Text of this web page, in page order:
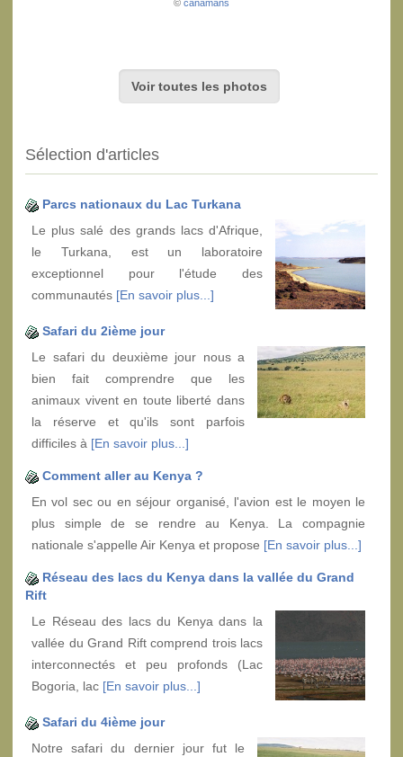
© canamans
Voir toutes les photos
Sélection d'articles
Parcs nationaux du Lac Turkana
Le plus salé des grands lacs d'Afrique,
le Turkana, est un laboratoire
exceptionnel pour l'étude des
communautés [En savoir plus...]
Safari du 2ième jour
Le safari du deuxième jour nous a
bien fait comprendre que les
animaux vivent en toute liberté dans
la réserve et qu'ils sont parfois
difficiles à [En savoir plus...]
Comment aller au Kenya ?
En vol sec ou en séjour organisé, l'avion est le moyen le
plus simple de se rendre au Kenya. La compagnie
nationale s'appelle Air Kenya et propose [En savoir plus...]
Réseau des lacs du Kenya dans la vallée du Grand
Rift
Le Réseau des lacs du Kenya dans la
vallée du Grand Rift comprend trois lacs
interconnectés et peu profonds (Lac
Bogoria, lac [En savoir plus...]
Safari du 4ième jour
Notre safari du dernier jour fut le